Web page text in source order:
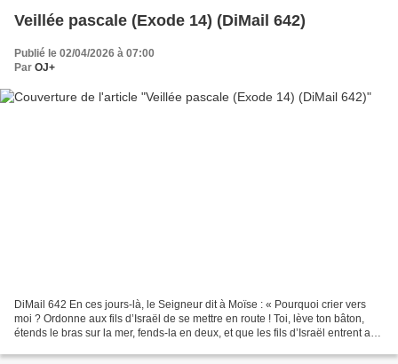
Veillée pascale (Exode 14) (DiMail 642)
Publié le 02/04/2026 à 07:00
Par OJ+
DiMail 642 En ces jours-là, le Seigneur dit à Moïse : « Pourquoi crier vers
moi ? Ordonne aux fils d’Israël de se mettre en route ! Toi, lève ton bâton,
étends le bras sur la mer, fends-la en deux, et que les fils d’Israël entrent au